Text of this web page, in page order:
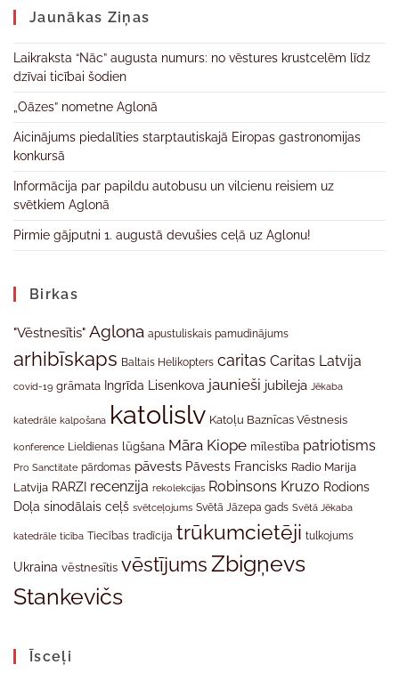
Jaunākas Ziņas
Laikraksta “Nāc” augusta numurs: no vēstures krustcelēm līdz
dzīvai ticībai šodien
„Oāzes” nometne Aglonā
Aicinājums piedalīties starptautiskajā Eiropas gastronomijas
konkursā
Informācija par papildu autobusu un vilcienu reisiem uz
svētkiem Aglonā
Pirmie gājputni 1. augustā devušies ceļā uz Aglonu!
Birkas
"Vēstnesītis" Aglona apustuliskais pamudinājums
arhibīskaps Baltais Helikopters caritas Caritas Latvija
covid-19 grāmata Ingrīda Lisenkova jaunieši jubileja Jēkaba
katedrāle kalpošana katolislv Katoļu Baznīcas Vēstnesis
konference Lieldienas lūgšana Māra Kiope mīlestība patriotisms
Pro Sanctitate pārdomas pāvests Pāvests Francisks Radio Marija
Latvija RARZI recenzija rekolekcijas Robinsons Kruzo Rodions
Doļa sinodālais ceļš svētceļojums Svētā Jāzepa gads Svētā Jēkaba
katedrāle ticība Tiecības tradīcija trūkumcietēji tulkojums
Ukraina vēstnesītis vēstījumsZbigņevs
Stankevičs
Īsceļi